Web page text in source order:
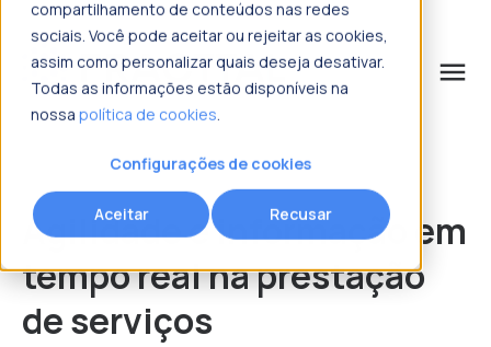
compartilhamento de conteúdos nas redes
sociais. Você pode aceitar ou rejeitar as cookies,
assim como personalizar quais deseja desativar.
Todas as informações estão disponíveis na
nossa política de cookies.
Configurações de cookies
Aceitar Recusar
menu
o que procura?
Agilidade e informação em
tempo real na prestação
de serviços